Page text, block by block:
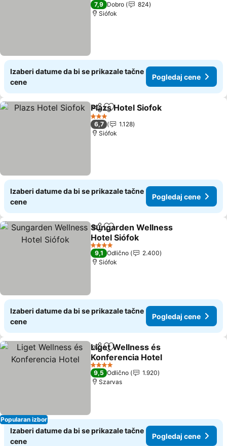
7,9 Dobro
824
Siófok
Izaberi datume da bi se prikazale tačne
cene
Pogledaj cene
Deli Dodati u favorite
Plazs Hotel Siofok
3 Zvezdice
6,7
1.128
Siófok
Izaberi datume da bi se prikazale tačne
cene
Pogledaj cene
Deli Dodati u favorite
Sungarden Wellness
Hotel Siófok
4 Zvezdice
9,1 Odlično
2.400
Siófok
Izaberi datume da bi se prikazale tačne
cene
Pogledaj cene
Popularan izbor
Deli Dodati u favorite
Liget Wellness és
Konferencia Hotel
4 Zvezdice
9,5 Odlično
1.920
Szarvas
Izaberi datume da bi se prikazale tačne
cene
Pogledaj cene